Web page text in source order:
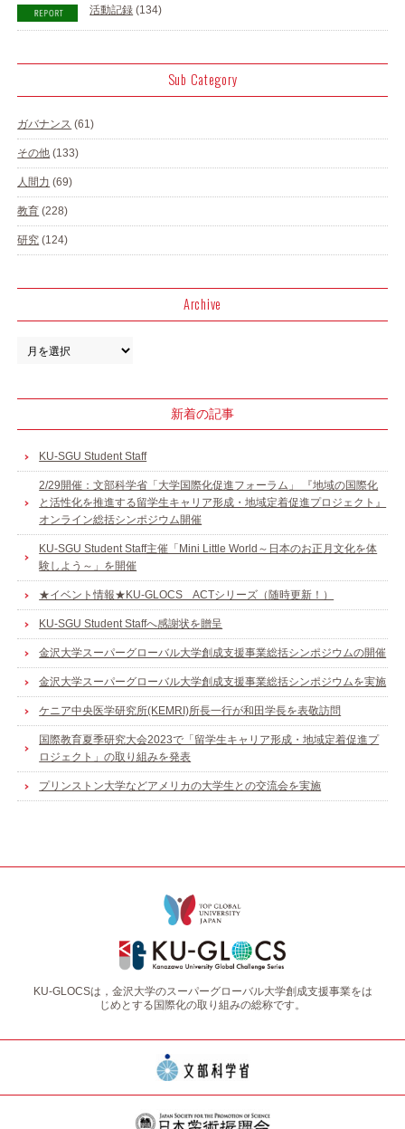
活動記録 (134)
Sub Category
ガバナンス (61)
その他 (133)
人間力 (69)
教育 (228)
研究 (124)
Archive
新着の記事
KU-SGU Student Staff
2/29開催：文部科学省「大学国際化促進フォーラム」 『地域の国際化
と活性化を推進する留学生キャリア形成・地域定着促進プロジェクト』
オンライン総括シンポジウム開催
KU-SGU Student Staff主催「Mini Little World～日本のお正月文化を体
験しよう～」を開催
★イベント情報★KU-GLOCS ACTシリーズ（随時更新！）
KU-SGU Student Staffへ感謝状を贈呈
金沢大学スーパーグローバル大学創成支援事業総括シンポジウムの開催
金沢大学スーパーグローバル大学創成支援事業総括シンポジウムを実施
ケニア中央医学研究所(KEMRI)所長一行が和田学長を表敬訪問
国際教育夏季研究大会2023で「留学生キャリア形成・地域定着促進プ
ロジェクト」の取り組みを発表
プリンストン大学などアメリカの大学生との交流会を実施
KU-GLOCSは，金沢大学のスーパーグローバル大学創成支援事業をは
じめとする国際化の取り組みの総称です。